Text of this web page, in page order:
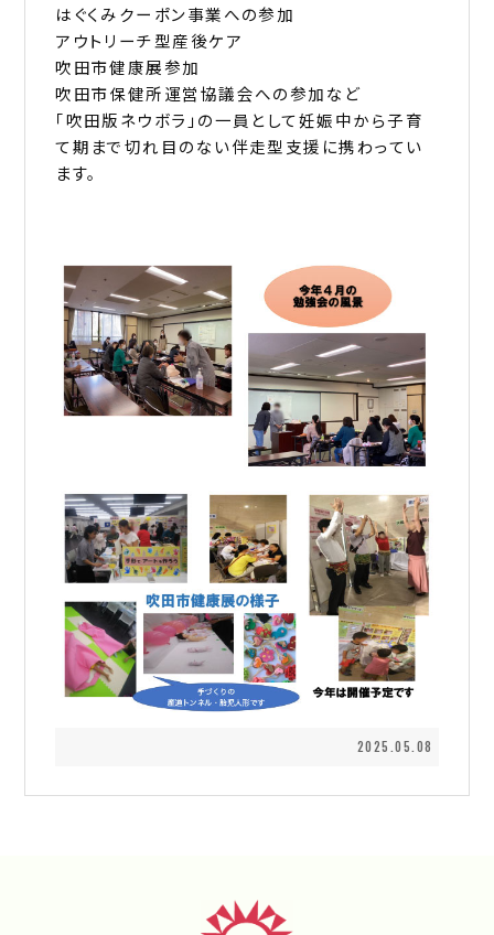
はぐくみクーポン事業への参加
アウトリーチ型産後ケア
吹田市健康展参加
吹田市保健所運営協議会への参加など
「吹田版ネウボラ」の一員として妊娠中から子育
て期まで切れ目のない伴走型支援に携わってい
ます。
2025.05.08